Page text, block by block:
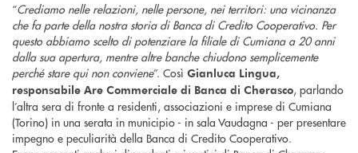
“Crediamo nelle relazioni, nelle persone, nei territori: una vicinanza
che fa parte della nostra storia di Banca di Credito Cooperativo. Per
questo abbiamo scelto di potenziare la filiale di Cumiana a 20 anni
dalla sua apertura, mentre altre banche chiudono semplicemente
perché stare qui non conviene”. Così Gianluca Lingua,
responsabile Are Commerciale di Banca di Cherasco, parlando
l’altra sera di fronte a residenti, associazioni e imprese di Cumiana
(Torino) in una serata in municipio - in sala Vaudagna - per presentare
impegno e peculiarità della Banca di Credito Cooperativo.